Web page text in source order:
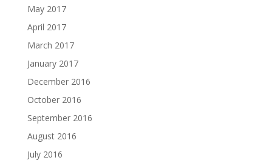
May 2017
April 2017
March 2017
January 2017
December 2016
October 2016
September 2016
August 2016
July 2016